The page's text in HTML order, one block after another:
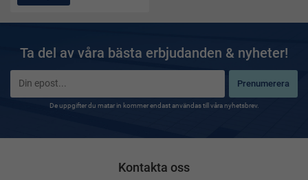
Ta del av våra bästa erbjudanden & nyheter!
Prenumerera
De uppgifter du matar in kommer endast användas till våra nyhetsbrev.
Kontakta oss